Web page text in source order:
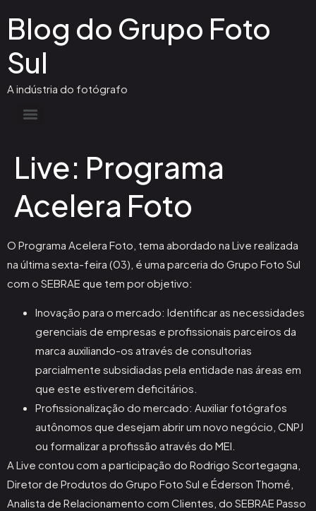
Blog do Grupo Foto
Sul
A indústria do fotógrafo
Live: Programa
Acelera Foto
O Programa Acelera Foto, tema abordado na Live realizada
na última sexta-feira (03), é uma parceria do Grupo Foto Sul
com o SEBRAE que tem por objetivo:
Inovação para o mercado: Identificar as necessidades
gerenciais de empresas e profissionais parceiros da
marca auxiliando-os através de consultorias
parcialmente subsidiadas pela entidade nas áreas em
que este estiverem deficitários.
Profissionalização do mercado: Auxiliar fotógrafos
autônomos que desejam abrir um novo negócio, CNPJ
ou formalizar a profissão através do MEI.
A Live contou com a participação do Rodrigo Scortegagna,
Diretor de Produtos do Grupo Foto Sul e Éderson Thomé,
Analista de Relacionamento com Clientes, do SEBRAE Passo